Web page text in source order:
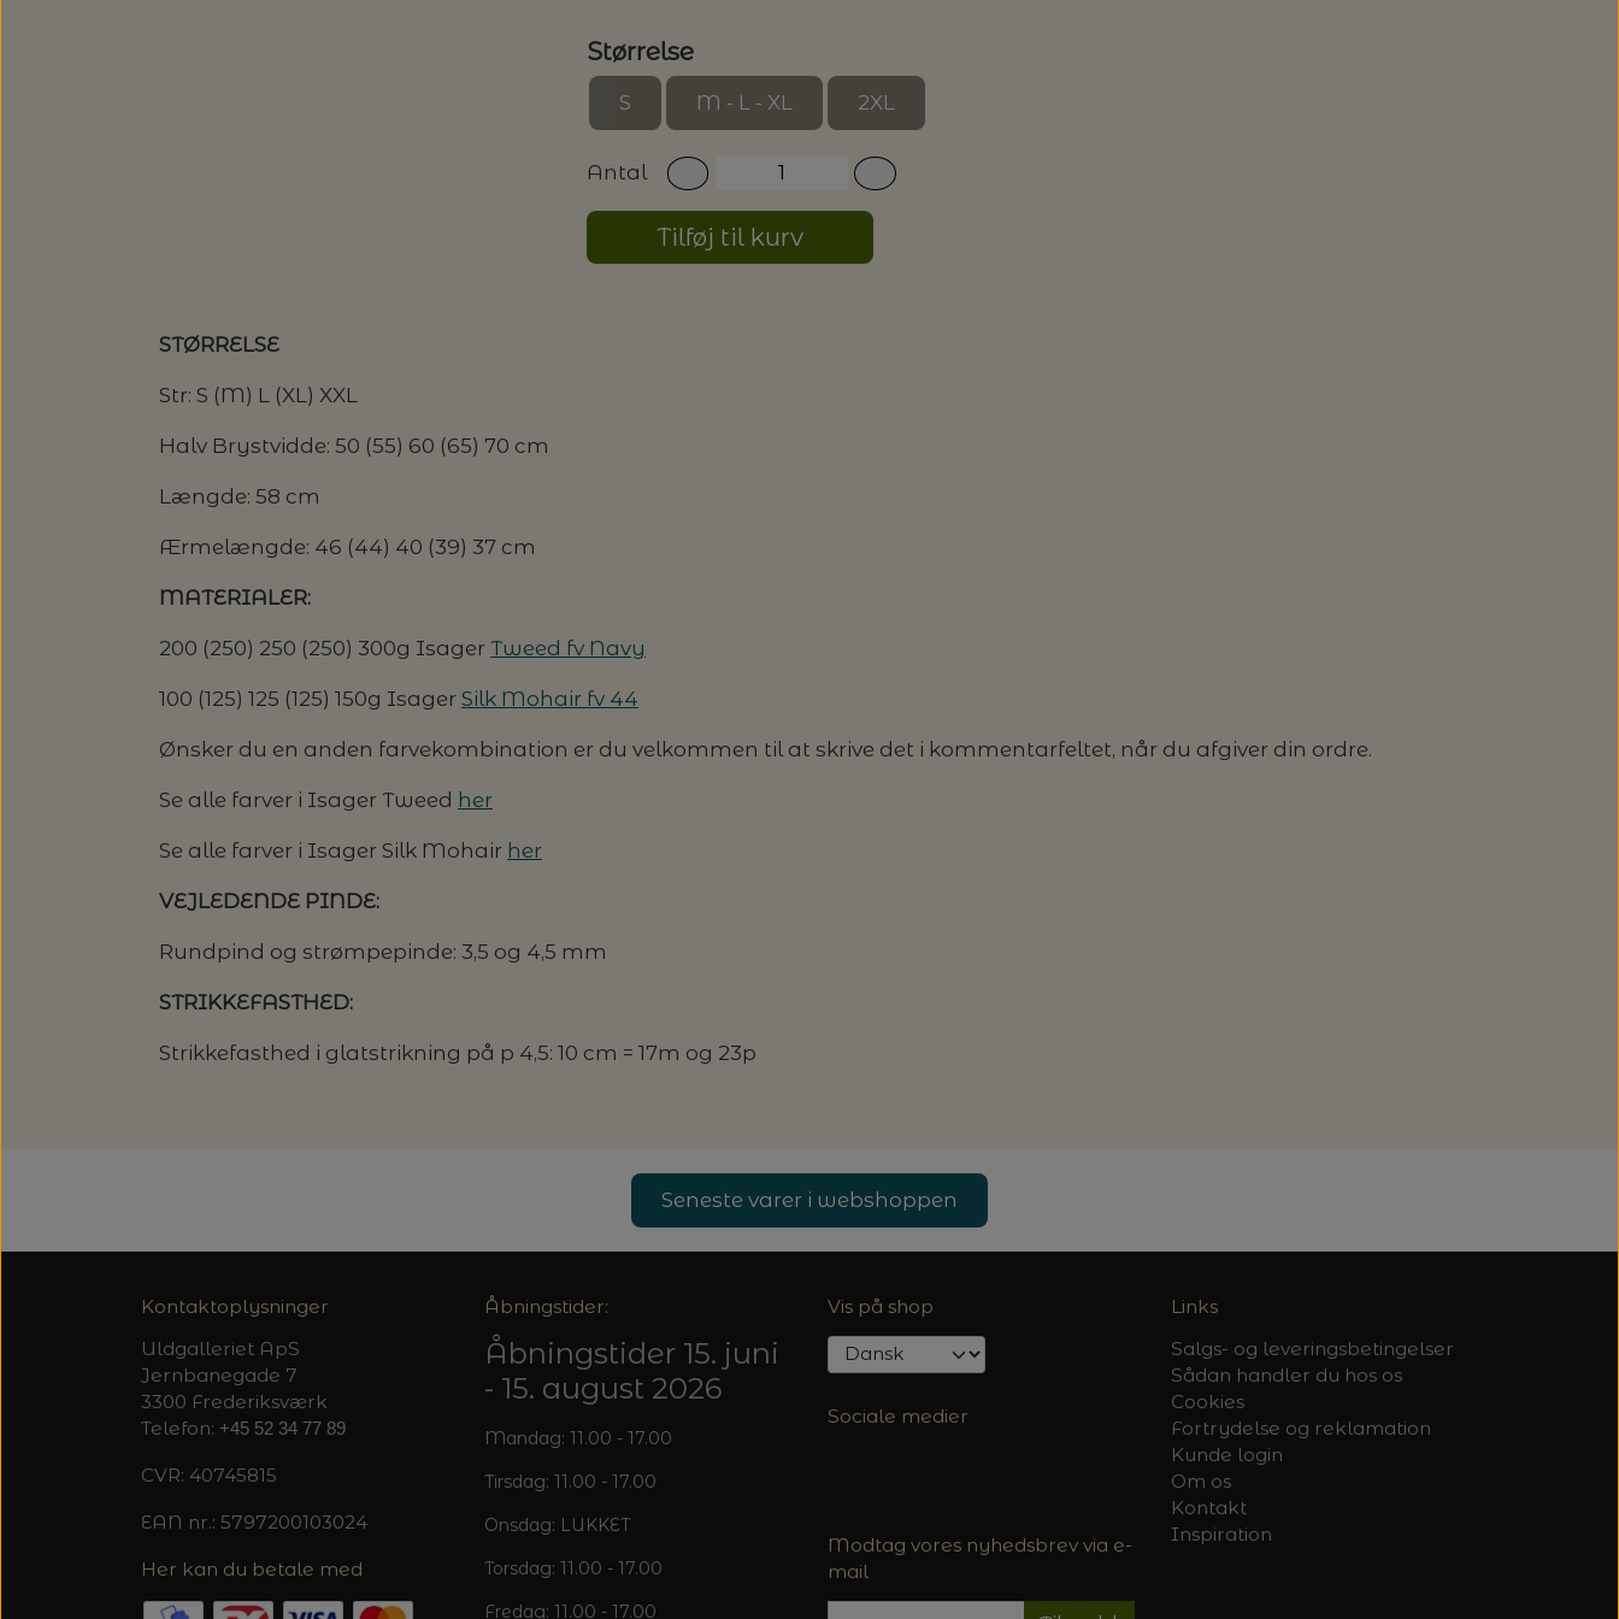
SONETT – ØKOLOGISK SÆBE OG MILJØVENLIGE VASKEMIDLER
Størrelse
S M - L - XL 2XL
Antal
Tilføj til kurv
STØRRELSE
Str: S (M) L (XL) XXL
Halv Brystvidde: 50 (55) 60 (65) 70 cm
Længde: 58 cm
Ærmelængde: 46 (44) 40 (39) 37 cm
MATERIALER:
200 (250) 250 (250) 300g Isager Tweed fv Navy
100 (125) 125 (125) 150g Isager Silk Mohair fv 44
Ønsker du en anden farvekombination er du velkommen til at skrive det i kommentarfeltet, når du afgiver din ordre.
Se alle farver i Isager Tweed her
Se alle farver i Isager Silk Mohair her
VEJLEDENDE PINDE:
Rundpind og strømpepinde: 3,5 og 4,5 mm
STRIKKEFASTHED:
Strikkefasthed i glatstrikning på p 4,5: 10 cm = 17m og 23p
Seneste varer i webshoppen
Kontaktoplysninger
Uldgalleriet ApS
Jernbanegade 7
3300 Frederiksværk
Telefon: +45 52 34 77 89
CVR: 40745815
EAN nr.: 5797200103024
Her kan du betale med
Åbningstider:
Åbningstider 15. juni
- 15. august 2026
Mandag: 11.00 - 17.00
Tirsdag: 11.00 - 17.00
Onsdag: LUKKET
Torsdag: 11.00 - 17.00
Fredag: 11.00 - 17.00
Vis på shop
Sociale medier
Modtag vores nyhedsbrev via e-
mail
Links
Salgs- og leveringsbetingelser
Sådan handler du hos os
Cookies
Fortrydelse og reklamation
Kunde login
Om os
Kontakt
Inspiration